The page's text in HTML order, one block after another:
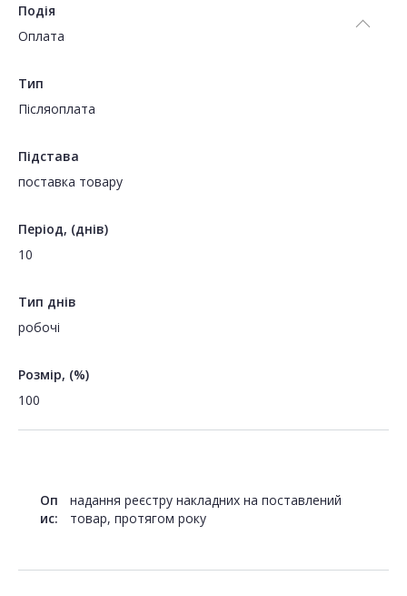
Подія
Оплата
Тип
Пiсляоплата
Підстава
поставка товару
Період, (днів)
10
Тип днів
робочі
Розмір, (%)
100
Оп
ис:
надання реєстру накладних на поставлений
товар, протягом року